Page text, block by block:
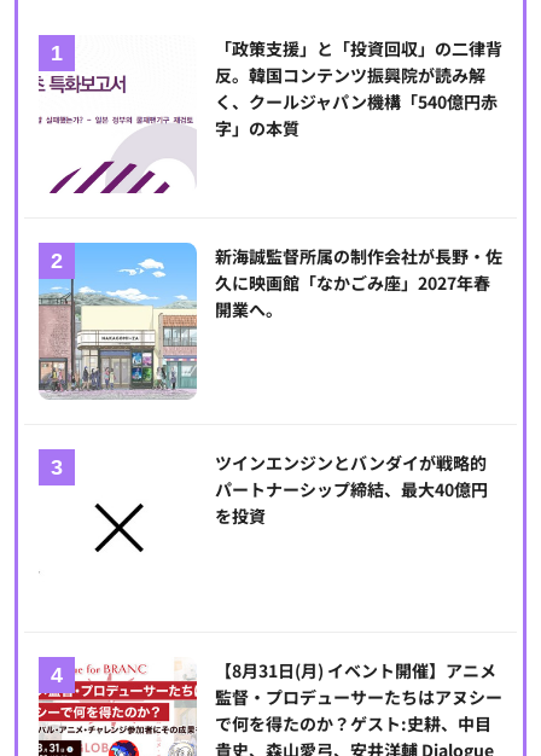
「政策支援」と「投資回収」の二律背
反。韓国コンテンツ振興院が読み解
く、クールジャパン機構「540億円赤
字」の本質
新海誠監督所属の制作会社が長野・佐
久に映画館「なかごみ座」2027年春
開業へ。
ツインエンジンとバンダイが戦略的
パートナーシップ締結、最大40億円
を投資
【8月31日(月) イベント開催】アニメ
監督・プロデューサーたちはアヌシー
で何を得たのか？ゲスト:史耕、中目
貴史、森山愛弓、安井洋輔 Dialogue